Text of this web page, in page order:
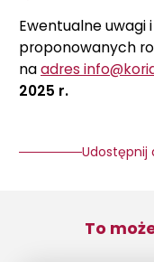
Ewentualne
proponowanych
naadres
2025 r.
Udostępnij
To